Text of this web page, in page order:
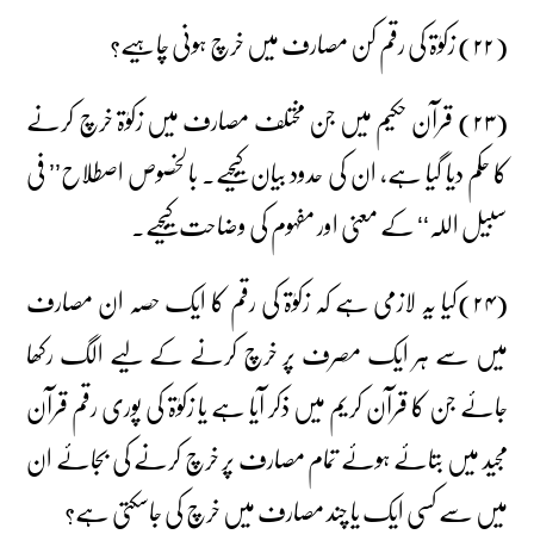
(۲۲) زکوٰۃ کی رقم کن مصارف میں خرچ ہونی چاہیے؟
(۲۳) قرآن حکیم میں جن مختلف مصارف میں زکوٰۃ خرچ کرنے
کا حکم دیا گیا ہے، ان کی حدود بیان کیجیے۔ بالخصوص اصطلاح’’ فی
سبیل اللہ‘‘ کے معنی اور مفہوم کی وضاحت کیجیے۔
(۲۴)کیا یہ لازمی ہے کہ زکوٰۃ کی رقم کا ایک حصہ ان مصارف
میں سے ہر ایک مصرف پر خرچ کرنے کے لیے الگ رکھا
جائے جن کا قرآن کریم میں ذکر آیا ہے یا زکوٰۃ کی پوری رقم قرآن
مجید میں بتائے ہوئے تمام مصارف پر خرچ کرنے کی بجائے ان
میں سے کسی ایک یا چند مصارف میں خرچ کی جاسکتی ہے؟